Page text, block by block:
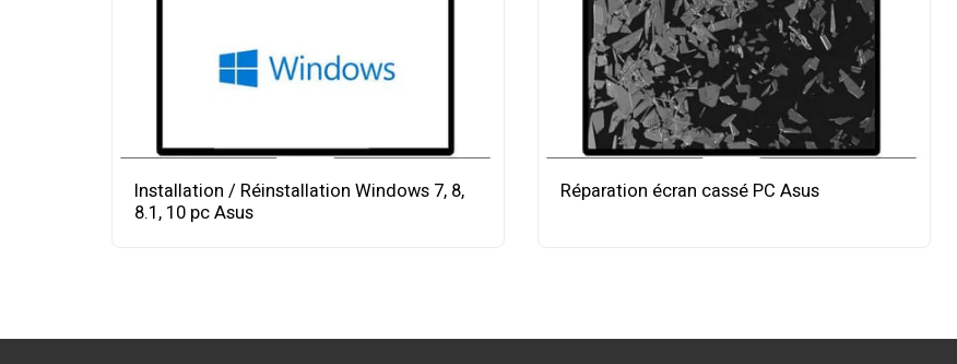
Installation / Réinstallation Windows 7, 8,
8.1, 10 pc Asus
Réparation écran cassé PC Asus